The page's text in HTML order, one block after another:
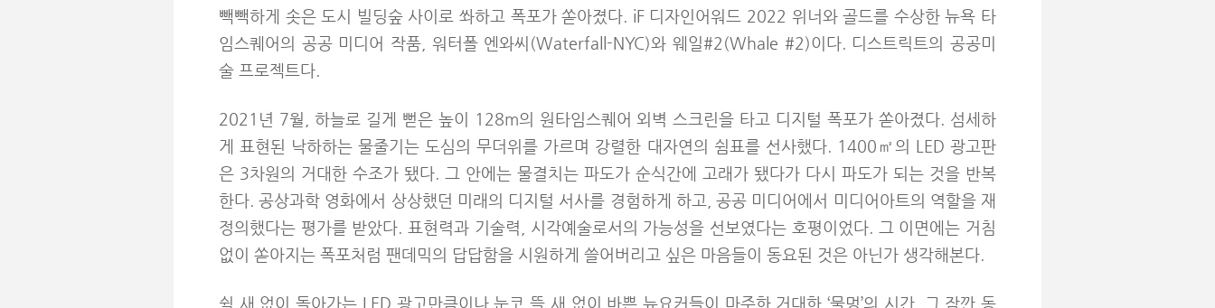
빽빽하게 솟은 도시 빌딩숲 사이로 쏴하고 폭포가 쏟아졌다. iF 디자인어워드 2022 위너와 골드를 수상한 뉴욕 타
임스퀘어의 공공 미디어 작품, 워터폴 엔와씨(Waterfall-NYC)와 웨일#2(Whale #2)이다. 디스트릭트의 공공미
술 프로젝트다.
2021년 7월, 하늘로 길게 뻗은 높이 128m의 원타임스퀘어 외벽 스크린을 타고 디지털 폭포가 쏟아졌다. 섬세하
게 표현된 낙하하는 물줄기는 도심의 무더위를 가르며 강렬한 대자연의 쉼표를 선사했다. 1400㎡의 LED 광고판
은 3차원의 거대한 수조가 됐다. 그 안에는 물결치는 파도가 순식간에 고래가 됐다가 다시 파도가 되는 것을 반복
한다. 공상과학 영화에서 상상했던 미래의 디지털 서사를 경험하게 하고, 공공 미디어에서 미디어아트의 역할을 재
정의했다는 평가를 받았다. 표현력과 기술력, 시각예술로서의 가능성을 선보였다는 호평이었다. 그 이면에는 거침
없이 쏟아지는 폭포처럼 팬데믹의 답답함을 시원하게 쓸어버리고 싶은 마음들이 동요된 것은 아닌가 생각해본다.
쉴 새 없이 돌아가는 LED 광고만큼이나 눈코 뜰 새 없이 바쁜 뉴요커들이 마주한 거대한 ‘물멍’의 시간. 그 잠깐 동